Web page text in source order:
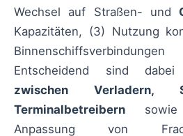
Wechsel auf Straßen- und
Kapazitäten, (3) Nutzung
Entscheidend sind
zwischen Verladern,
Terminalbetreibern sowie
Anpassung von